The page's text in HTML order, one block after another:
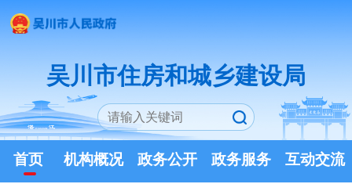
吴川市住房和城乡建设局
首页 机构概况 政务公开 政务服务 互动交流